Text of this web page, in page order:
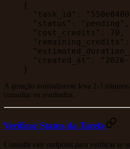
{
  "task_id"
:
  "status"
: "pending" ,
  "cost_credits"
: 70 ,
  "remaining_credits"
:
  "created_at"
:
}
A geração normalmente leva 2-3
consultar os resultados.
Verificar Status da Tarefa
Consulte este endpoint para verificar se